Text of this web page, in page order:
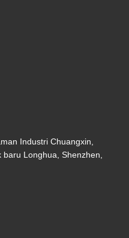
Industri Chuangxin,
baru Longhua, Shenzhen,